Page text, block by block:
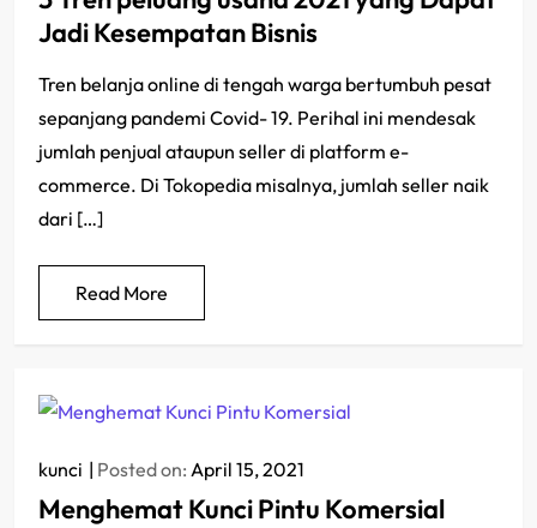
Jadi Kesempatan Bisnis
Tren belanja online di tengah warga bertumbuh pesat
sepanjang pandemi Covid- 19. Perihal ini mendesak
jumlah penjual ataupun seller di platform e-
commerce. Di Tokopedia misalnya, jumlah seller naik
dari […]
Read More
kunci Posted on: April 15, 2021
Menghemat Kunci Pintu Komersial